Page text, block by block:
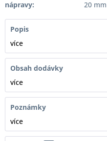
nápravy:
20 mm
Popis
více
Obsah dodávky
více
Poznámky
více